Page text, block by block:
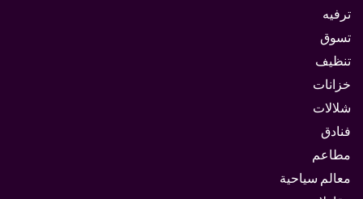
ترفيه
تسوق
تنظيف
خزانات
شلالات
فنادق
مطاعم
معالم سياحية